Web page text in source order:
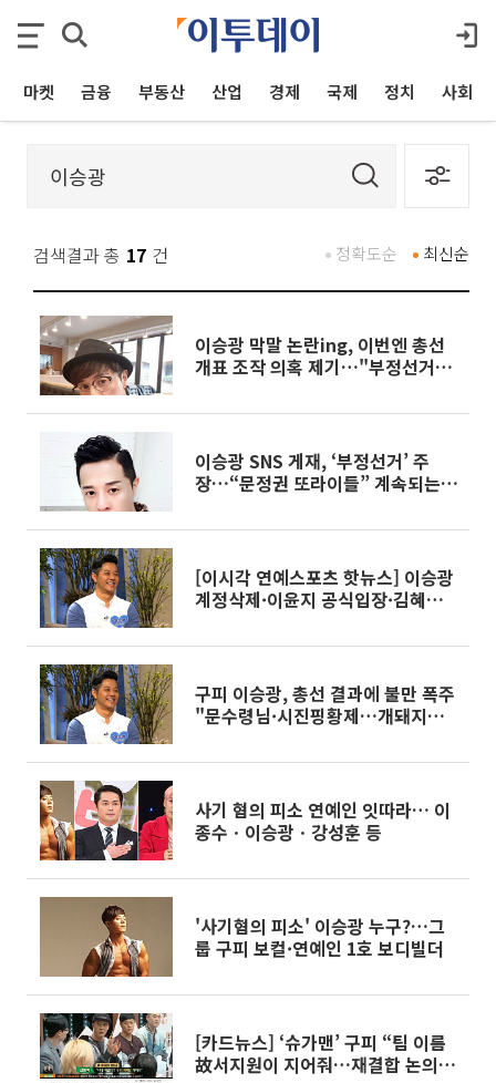
마켓 금융 부동산 산업 경제 국제 정치 사회
검색결과 총 17 건 최신순
정확도순
이승광 막말 논란ing, 이번엔 총선
개표 조작 의혹 제기…"부정선거
이승광 SNS 게재, ‘부정선거’ 주
장…“문정권 또라이들” 계속되는
[이시각 연예스포츠 핫뉴스] 이승광
계정삭제·이윤지 공식입장·김혜수
구피 이승광, 총선 결과에 불만 폭주
"문수령님·시진핑황제…개돼지들
사기 혐의 피소 연예인 잇따라… 이
종수ㆍ이승광ㆍ강성훈 등
'사기혐의 피소' 이승광 누구?…그
룹 구피 보컬·연예인 1호 보디빌더
[카드뉴스] ‘슈가맨’ 구피 “팀 이름
故서지원이 지어줘…재결합 논의